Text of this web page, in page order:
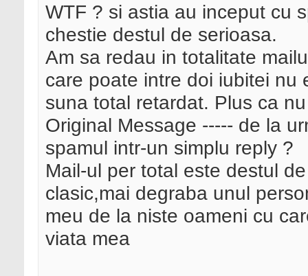
WTF ? si astia au inceput cu
chestie destul de serioasa.
Am sa redau in totalitate
care poate intre doi iubitei nu
suna total retardat. Plus ca
Original Message ----- de la
spamul intr-un simplu reply ?
Mail-ul per total este destul
clasic,mai degraba unul
meu de la niste oameni cu
viata mea